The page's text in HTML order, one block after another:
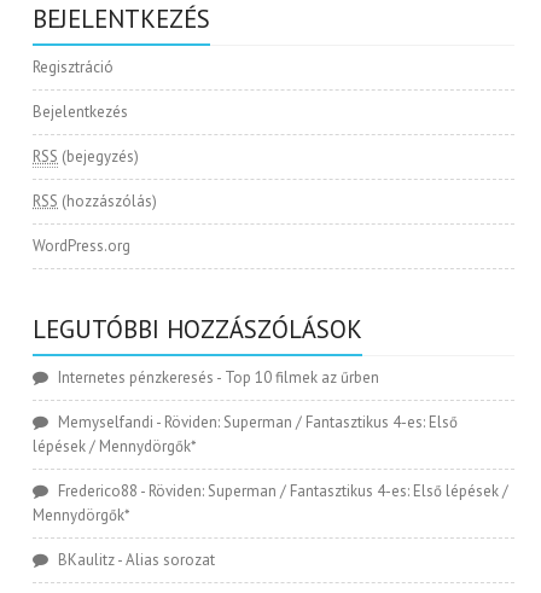
BEJELENTKEZÉS
Regisztráció
Bejelentkezés
RSS (bejegyzés)
RSS (hozzászólás)
WordPress.org
LEGUTÓBBI HOZZÁSZÓLÁSOK
Internetes pénzkeresés - Top 10 filmek az űrben
Memyselfandi - Röviden: Superman / Fantasztikus 4-es: Első
lépések / Mennydörgők*
Frederico88 - Röviden: Superman / Fantasztikus 4-es: Első lépések /
Mennydörgők*
BKaulitz-Alias sorozat